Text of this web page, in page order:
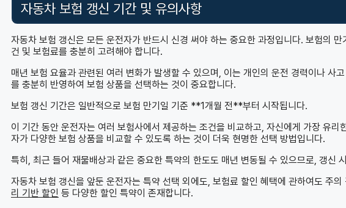
자동차 보험 갱신 기간 및 유의사항
자동차 보험 갱신은 모든 운전자가 반드시 신경 써야 하는 중요한 과정입니다. 보험의 만
건 및 보험료를 충분히 고려해야 합니다.
매년 보험 요율과 관련된 여러 변화가 발생할 수 있으며, 이는 개인의 운전 경력이나 사
를 충분히 반영하여 보험 상품을 선택하는 것이 중요합니다.
보험 갱신 기간은 일반적으로 보험 만기일 기준 **1개월 전**부터 시작됩니다.
이 기간 동안 운전자는 여러 보험사에서 제공하는 조건을 비교하고, 자신에게 가장 유
자가 다양한 보험 상품을 비교할 수 있도록 하는 것이 더욱 현명한 선택 방법입니다.
특히, 최근 들어 재물배상과 같은 중요한 특약의 한도도 매년 변동될 수 있으므로, 갱신
자동차 보험 갱신을 앞둔 운전자는 특약 선택 외에도, 보험료 할인 혜택에 관하여도 주의
리 기반 할인 등 다양한 할인 특약이 존재합니다.